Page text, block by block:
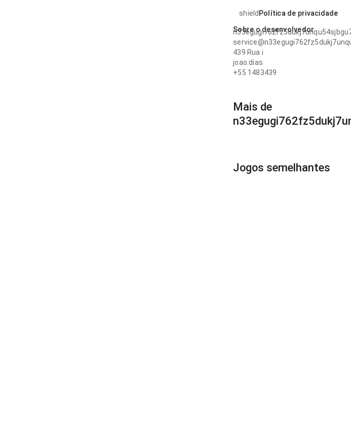
shield Política de privacidade
Sobre o desenvolvedor
439 Rua i
joao.dias
+55 1483439
Mais de
Jogos semelhantes